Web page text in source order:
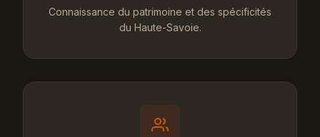
Connaissance du patrimoine et des spécificités
du Haute-Savoie.